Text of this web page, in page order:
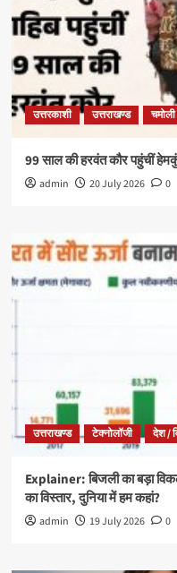
उत्तरकाशी उत्तराखण्ड चमोली
99 साल की हरवंत कौर पहुंचीं
admin 20 July 2026 0
उत्तराखण्ड टेक्नोलॉजी देश /
Explainer: बिजली का बड़ा
का विस्तार, दुनिया में हम कहां?
admin 19 July 2026 0